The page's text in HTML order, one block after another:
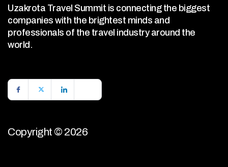
Uzakrota Travel Summit is connecting the biggest
companies with the brightest minds and
professionals of the travel industry around the
world.
Copyright © 2026